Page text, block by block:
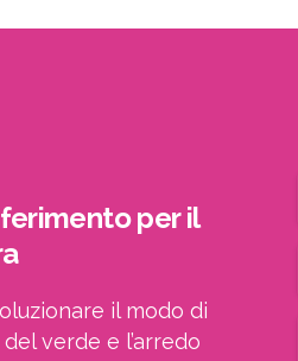
per il
il modo di
verde e l’arredo